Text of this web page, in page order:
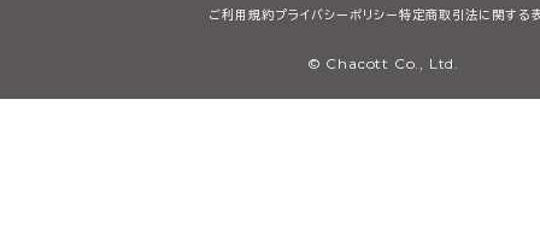
ご利用規約プライバシーポリシー 特定商取引法に関する
© Chacott Co., Ltd.